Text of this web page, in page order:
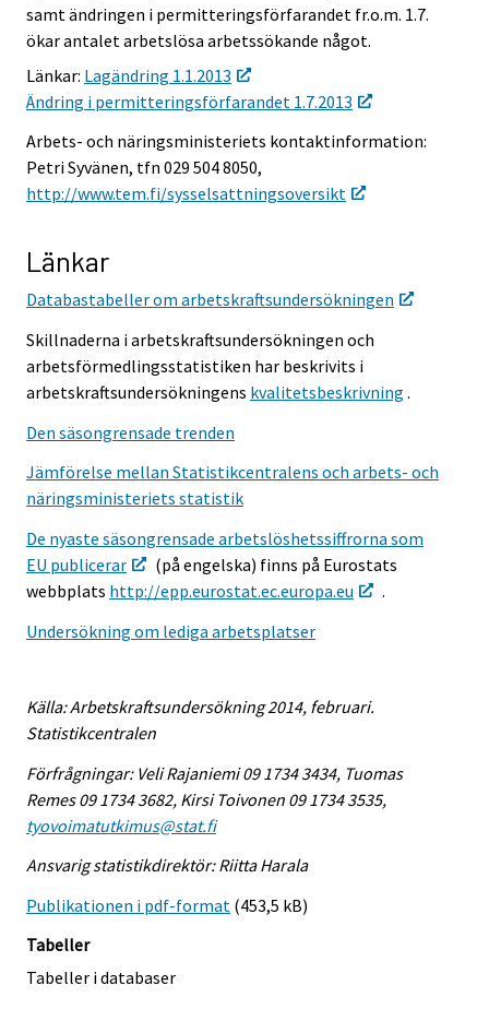
samt ändringen i permitteringsförfarandet fr.o.m. 1.7.
ökar antalet arbetslösa arbetssökande något.
Länkar: Lagändring 1.1.2013
Ändring i permitteringsförfarandet 1.7.2013
Arbets- och näringsministeriets kontaktinformation:
Petri Syvänen, tfn 029 504 8050,
http://www.tem.fi/sysselsattningsoversikt
Länkar
Databastabeller om arbetskraftsundersökningen
Skillnaderna i arbetskraftsundersökningen och
arbetsförmedlingsstatistiken har beskrivits i
arbetskraftsundersökningens kvalitetsbeskrivning .
Den säsongrensade trenden
Jämförelse mellan Statistikcentralens och arbets- och
näringsministeriets statistik
De nyaste säsongrensade arbetslöshetssiffrorna som
EU publicerar
(på engelska) finns på Eurostats
webbplats http://epp.eurostat.ec.europa.eu
.
Undersökning om lediga arbetsplatser
Källa: Arbetskraftsundersökning 2014, februari.
Statistikcentralen
Förfrågningar: Veli Rajaniemi 09 1734 3434, Tuomas
Remes 09 1734 3682, Kirsi Toivonen 09 1734 3535,
tyovoimatutkimus@stat.fi
Ansvarig statistikdirektör: Riitta Harala
Publikationen i pdf-format (453,5 kB)
Tabeller
Tabeller i databaser